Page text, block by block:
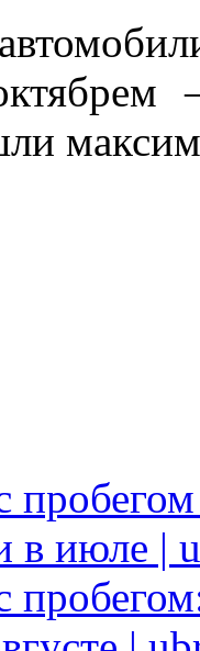
в июле |